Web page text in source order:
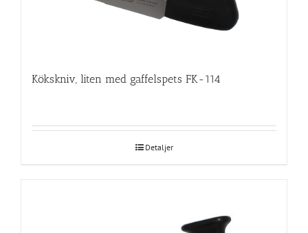
Kökskniv, liten med gaffelspets FK-114
Detaljer